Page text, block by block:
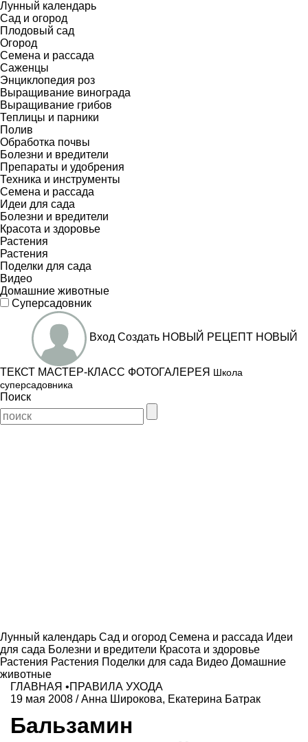
Лунный календарь
Сад и огород
Плодовый сад
Огород
Семена и рассада
Саженцы
Энциклопедия роз
Выращивание винограда
Выращивание грибов
Теплицы и парники
Полив
Обработка почвы
Болезни и вредители
Препараты и удобрения
Техника и инструменты
Семена и рассада
Идеи для сада
Болезни и вредители
Красота и здоровье
Растения
Растения
Поделки для сада
Видео
Домашние животные
Суперсадовник
Вход Создать НОВЫЙ РЕЦЕПТ НОВЫЙ
ТЕКСТ МАСТЕР-КЛАСС ФОТОГАЛЕРЕЯ Школа
суперсадовника
Поиск
Лунный календарь Сад и огород Семена и рассада Идеи
для сада Болезни и вредители Красота и здоровье
Растения Растения Поделки для сада Видео Домашние
животные
ГЛАВНАЯ •ПРАВИЛА УХОДА
19 мая 2008 /Анна Широкова, Екатерина Батрак
Бальзамин